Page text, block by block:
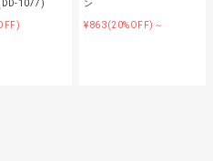
1077)
ン
¥863(20%OFF)～